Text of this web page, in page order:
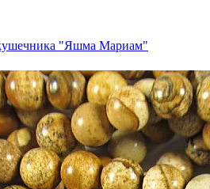
"Яшма Мариам"